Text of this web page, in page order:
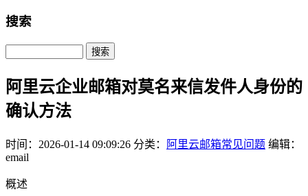
搜索
Search
阿里云企业邮箱对莫名来信发件人身份的
确认方法
时间：2026-01-14 09:09:26 分类： 阿里云邮箱常见问题 编辑：
email
概述